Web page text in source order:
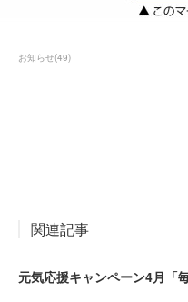
お知らせ(49)
関連記事